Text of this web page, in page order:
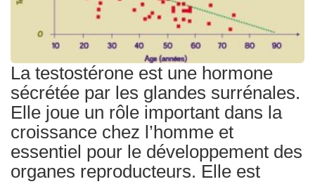
La testostérone est une hormone
sécrétée par les glandes surrénales.
Elle joue un rôle important dans la
croissance chez l’homme et
essentiel pour le développement des
organes reproducteurs. Elle est